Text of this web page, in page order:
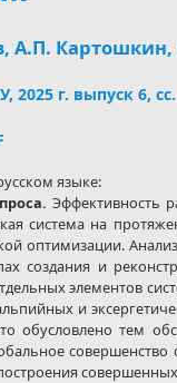
А.П.
2025 г. выпуск 6,
языке:
. Эффективность
система на
оптимизации.
создания и
элементов
и
обусловлено тем